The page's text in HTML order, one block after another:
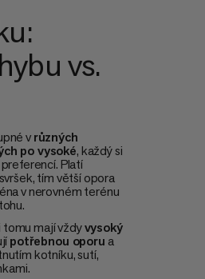
vs.
vrůzných
po vysoké, každý si
Platí
tím větší opora
v nerovném terénu
mají vždyvysoký
potřebnou oporu a
kotníku, sutí,